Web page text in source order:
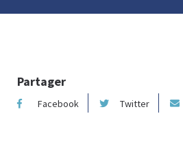
Partager
Facebook Twitter